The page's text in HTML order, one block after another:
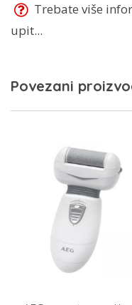
Trebate više
upit...
Povezani